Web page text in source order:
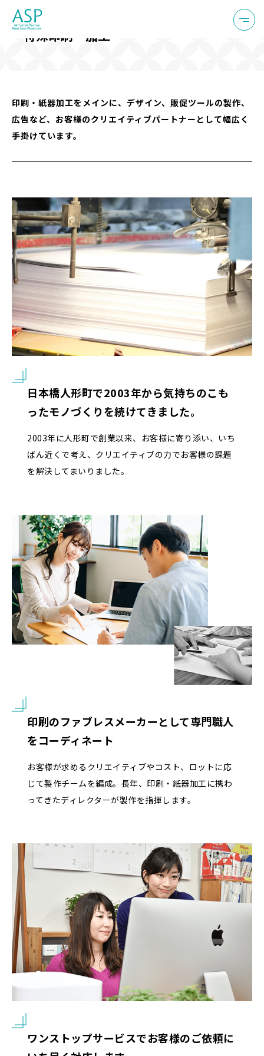
特殊印刷・加工
印刷・紙器加工をメインに、デザイン、販促ツールの製作、
広告など、 お客様のクリエイティブパートナーとして幅広く
手掛けています。
日本橋人形町で2003年から気持ちのこも
ったモノづくりを続けてきました。
2003年に人形町で創業以来、お客様に寄り添い、いち
ばん近くで考え、クリエイティブの力でお客様の課題
を解決してまいりました。
印刷のファブレスメーカーとして専門職人
をコーディネート
お客様が求めるクリエイティブやコスト、ロットに応
じて製作チームを編成。長年、印刷・紙器加工に携わ
ってきたディレクターが製作を指揮します。
ワンストップサービスでお客様のご依頼に